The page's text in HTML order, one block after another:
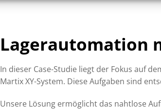
Lagerautomation
In dieser Case-Studie liegt der Fokus auf
Martix XY-System. Diese Aufgaben sind
Unsere Lösung ermöglicht das nahtlose